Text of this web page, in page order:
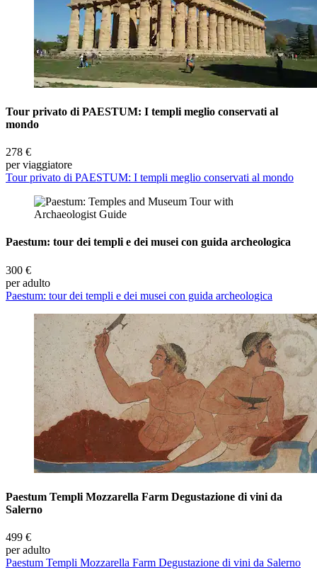
Tour privato di PAESTUM: I templi meglio conservati al
mondo
278 €
per viaggiatore
Tour privato di PAESTUM: I templi meglio conservati al mondo
Paestum: tour dei templi e dei musei con guida archeologica
300 €
per adulto
Paestum: tour dei templi e dei musei con guida archeologica
Paestum Templi Mozzarella Farm Degustazione di vini da
Salerno
499 €
per adulto
Paestum Templi Mozzarella Farm Degustazione di vini da Salerno